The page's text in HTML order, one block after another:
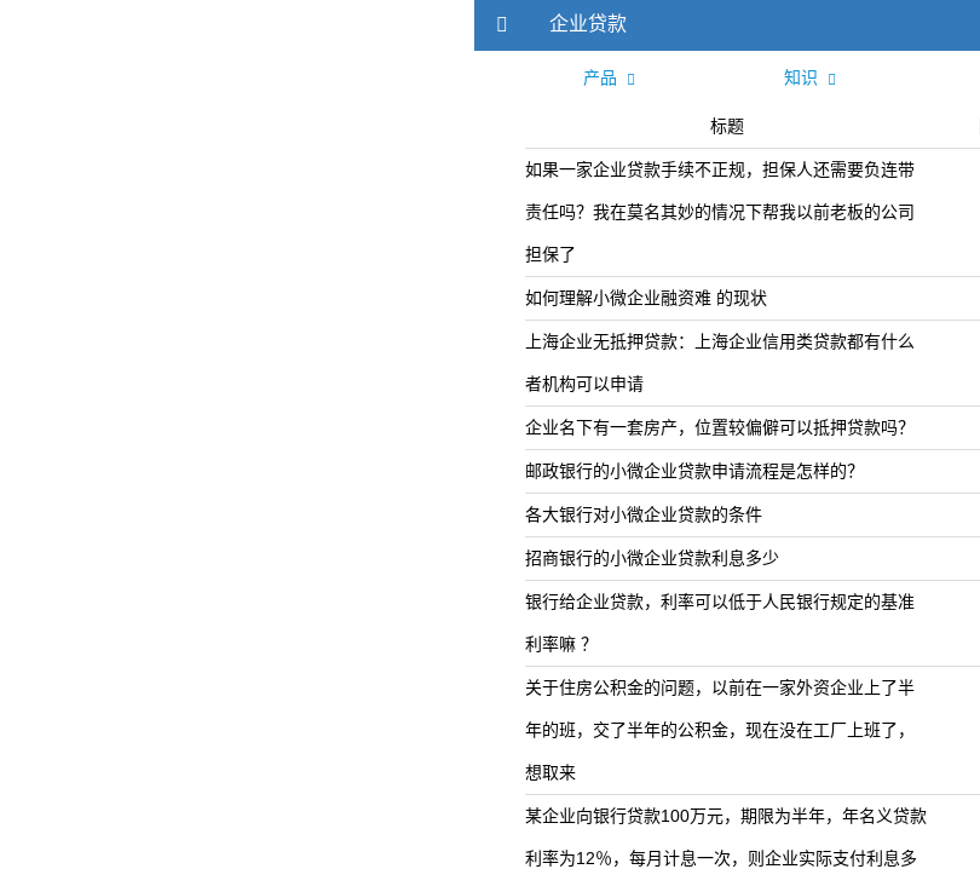
企业贷款
产品 知识
标题
如果一家企业贷款手续不正规，担保人还需要负连带
责任吗？我在莫名其妙的情况下帮我以前老板的公司
担保了
如何理解小微企业融资难 的现状
上海企业无抵押贷款：上海企业信用类贷款都有什么
者机构可以申请
企业名下有一套房产，位置较偏僻可以抵押贷款吗？
邮政银行的小微企业贷款申请流程是怎样的？
各大银行对小微企业贷款的条件
招商银行的小微企业贷款利息多少
银行给企业贷款，利率可以低于人民银行规定的基准
利率嘛 ？
关于住房公积金的问题，以前在一家外资企业上了半
年的班，交了半年的公积金，现在没在工厂上班了，
想取来
某企业向银行贷款100万元，期限为半年，年名义贷款
利率为12％，每月计息一次，则企业实际支付利息多